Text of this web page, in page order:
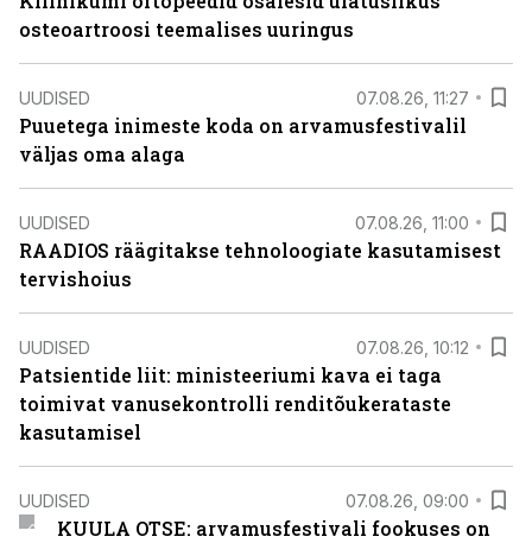
osteoartroosi teemalises uuringus
UUDISED 07.08.26, 11:27
Puuetega inimeste koda on arvamusfestivalil
väljas oma alaga
UUDISED 07.08.26, 11:00
RAADIOS räägitakse tehnoloogiate kasutamisest
tervishoius
UUDISED 07.08.26, 10:12
Patsientide liit: ministeeriumi kava ei taga
toimivat vanusekontrolli renditõukerataste
kasutamisel
UUDISED 07.08.26, 09:00
KUULA OTSE: arvamusfestivali fookuses on